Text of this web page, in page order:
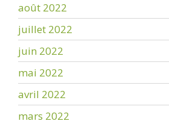
août 2022
juillet 2022
juin 2022
mai 2022
avril 2022
mars 2022